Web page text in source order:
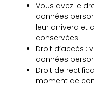
Vous avez le
données
leur arrivera et
conservées.
Droit d’accès :
données
Droit de
moment de